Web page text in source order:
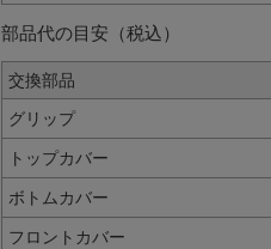
部品代の目安（税込）
交換部品
グリップ
トップカバー
ボトムカバー
フロントカバー